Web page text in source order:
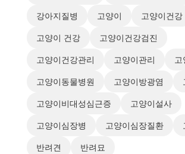
강아지질병
고양이
고양이건강
고양이 건강
고양이건강검진
고양이건강관리
고양이관리
고양이동물병원
고양이방광염
고양이비대성심근증
고양이설사
고양이심장병
고양이심장질환
반려견
반려묘